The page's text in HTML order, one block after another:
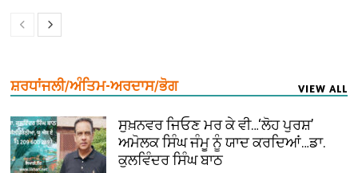
ਸ਼ਰਧਾਂਜਲੀ/ਅੰਤਿਮ-ਅਰਦਾਸ/ਭੋਗ VIEW ALL
ਸੁਖ਼ਨਵਰ ਜਿਓਣ ਮਰ ਕੇ ਵੀ…‘ਲੋਹ ਪੁਰਸ਼’
ਅਮੋਲਕ ਸਿੰਘ ਜੰਮੂ ਨੂੰ ਯਾਦ ਕਰਦਿਆਂ…ਡਾ.
ਕੁਲਵਿੰਦਰ ਸਿੰਘ ਬਾਠ